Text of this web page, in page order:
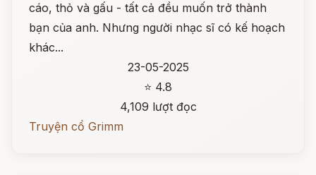
cáo, thỏ và gấu - tất cả đều muốn trở thành
bạn của anh. Nhưng người nhạc sĩ có kế hoạch
khác...
23-05-2025
⭐ 4.8
4,109 lượt đọc
Truyện cổ Grimm